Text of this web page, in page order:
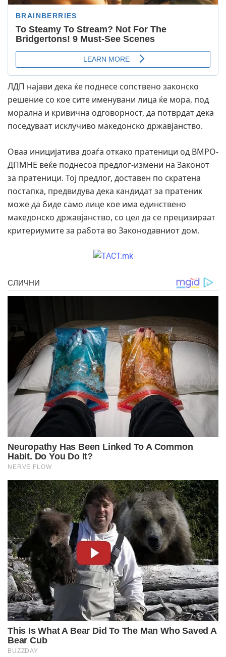
ЛДП најави дека ќе поднесе сопствено законско
решение со кое сите именувани лица ќе мора, под
морална и кривична одговорност, да потврдат дека
поседуваат исклучиво македонско државјанство.
Оваа иницијатива доаѓа откако пратеници од ВМРО-
ДПМНЕ веќе поднесоа предлог-измени на Законот
за пратеници. Тој предлог, доставен по скратена
постапка, предвидува дека кандидат за пратеник
може да биде само лице кое има единствено
македонско државјанство, со цел да се прецизираат
критериумите за работа во Законодавниот дом.